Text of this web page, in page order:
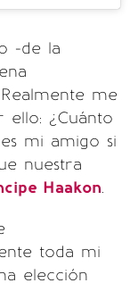
-de la
me
¿Cuánto
mi amigo si
nuestra
Haakon.
toda mi
elección